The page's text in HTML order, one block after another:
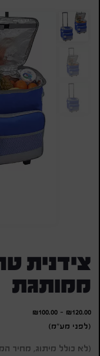
ממותגת
₪120.00
-
₪100.00
(לפני מע"מ)
(לא כולל מיתוג, מחיר